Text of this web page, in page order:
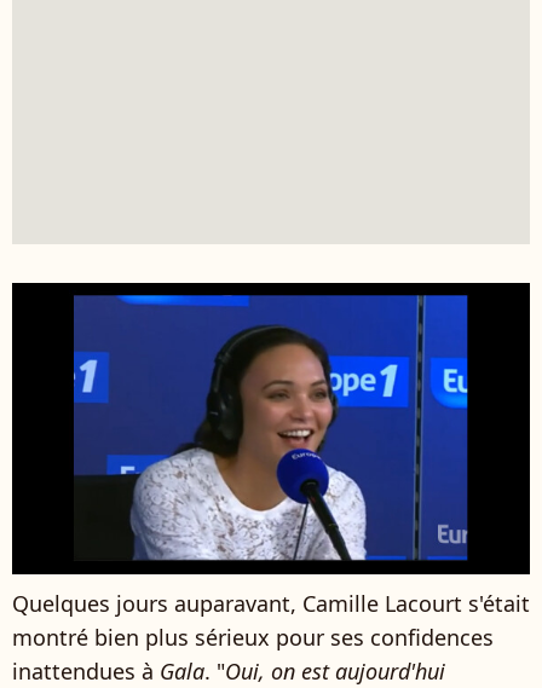
Quelques jours auparavant, Camille Lacourt s'était
montré bien plus sérieux pour ses confidences
inattendues à Gala. "Oui, on est aujourd'hui